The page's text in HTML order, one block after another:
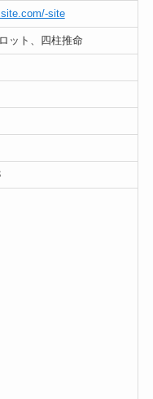
site
ット、四柱推命